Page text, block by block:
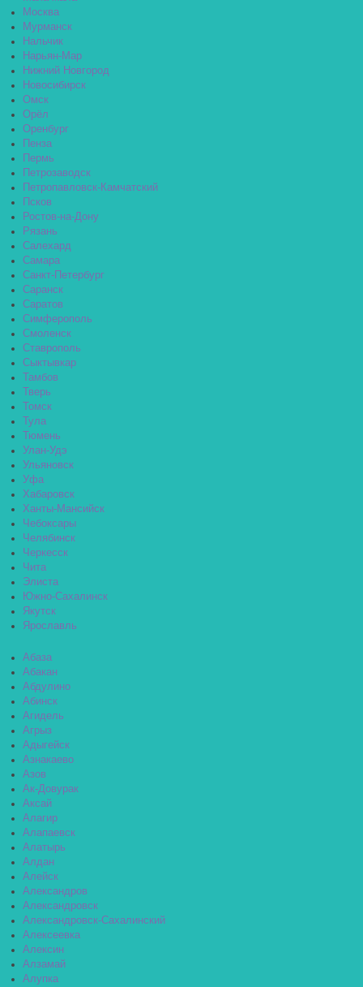
Москва
Мурманск
Нальчик
Нарьян-Мар
Нижний Новгород
Новосибирск
Омск
Орёл
Оренбург
Пенза
Пермь
Петрозаводск
Петропавловск-Камчатский
Псков
Ростов-на-Дону
Рязань
Салехард
Самара
Санкт-Петербург
Саранск
Саратов
Симферополь
Смоленск
Ставрополь
Сыктывкар
Тамбов
Тверь
Томск
Тула
Тюмень
Улан-Удэ
Ульяновск
Уфа
Хабаровск
Ханты-Мансийск
Чебоксары
Челябинск
Черкесск
Чита
Элиста
Южно-Сахалинск
Якутск
Ярославль
Абаза
Абакан
Абдулино
Абинск
Агидель
Агрыз
Адыгейск
Азнакаево
Азов
Ак-Довурак
Аксай
Алагир
Алапаевск
Алатырь
Алдан
Алейск
Александров
Александровск
Александровск-Сахалинский
Алексеевка
Алексин
Алзамай
Алупка